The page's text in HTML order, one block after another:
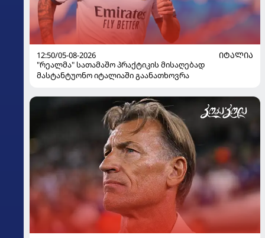
12:50/05-08-2026
ᲘᲢᲐᲚᲘᲐ
"რეალმა" სათამაშო პრაქტიკის მისაღებად
მასტანტუონო იტალიაში გაანათხოვრა